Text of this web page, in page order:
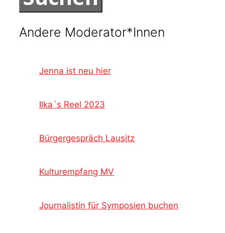
Andere Moderator*Innen
Jenna ist neu hier
Ilka´s Reel 2023
Bürgergespräch Lausitz
Kulturempfang MV
Journalistin für Symposien buchen